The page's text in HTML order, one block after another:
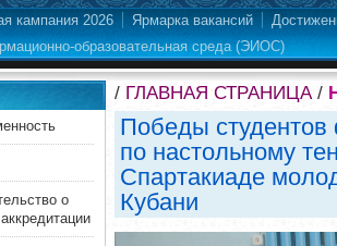
кампания 2026 Ярмарка вакансий
образовательная среда (ЭИОС)
о
/ ГЛАВНАЯ СТРАНИЦА/
Победы
по настольному
Спартакиаде
Кубани